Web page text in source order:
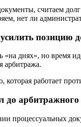
считаем
нет ли
позицию
днях», но время
арбитража.
работает
до арбитражного
процессуальных